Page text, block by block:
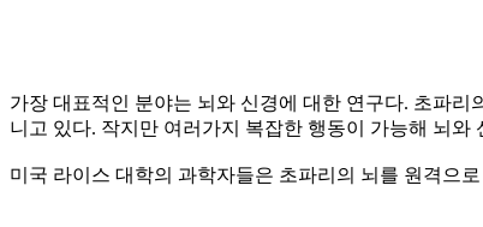
가장 대표적인 분야는 뇌와 신경에 대한 연구다. 초파
니고 있다. 작지만 여러가지 복잡한 행동이 가능해 뇌
미국 라이스 대학의 과학자들은 초파리의 뇌를 원격으